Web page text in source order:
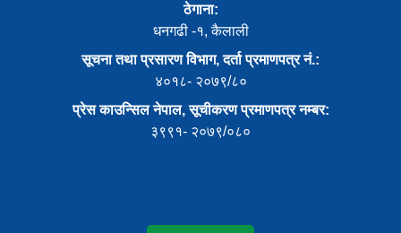
ठेगाना:
धनगढी -१, कैलाली
सूचना तथा प्रसारण विभाग, दर्ता प्रमाणपत्र नं.:
४०१८- २०७९/८०
प्रेस काउन्सिल नेपाल, सूचीकरण प्रमाणपत्र नम्बर:
३९९१- २०७९/०८०